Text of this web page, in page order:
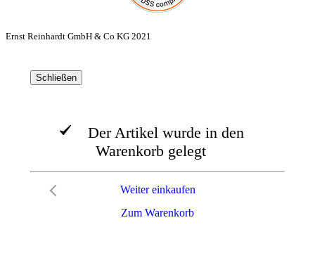
Ernst Reinhardt GmbH & Co KG 2021
Schließen
Der Artikel wurde in den
Warenkorb gelegt
Zum Warenkorb
Weiter einkaufen